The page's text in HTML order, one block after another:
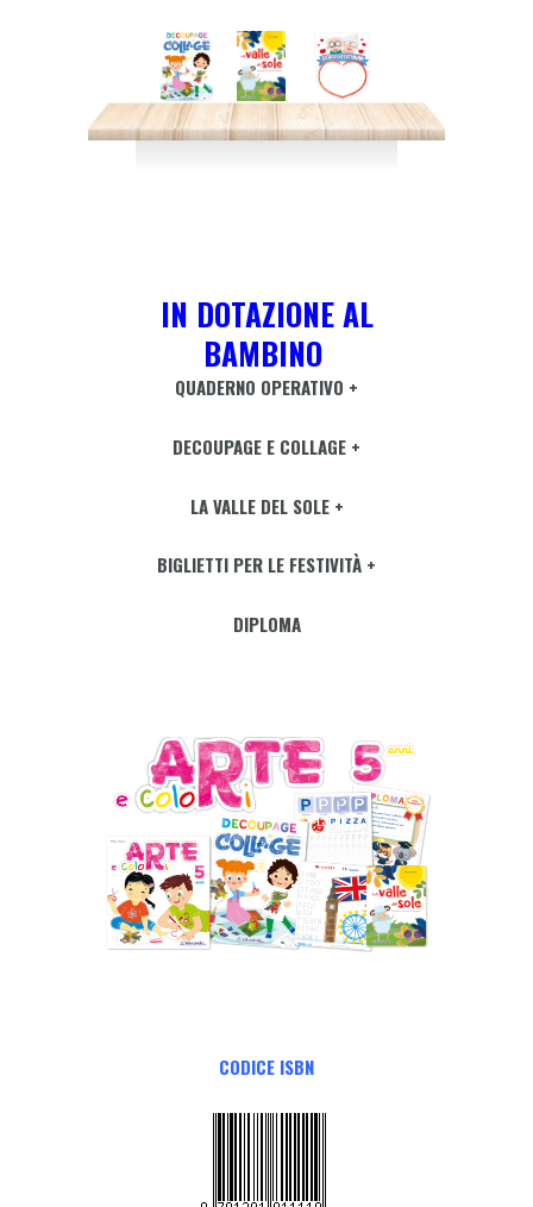
IN DOTAZIONE AL
BAMBINO
QUADERNO OPERATIVO +
DECOUPAGE E COLLAGE +
LA VALLE DEL SOLE +
BIGLIETTI PER LE FESTIVITÀ +
DIPLOMA
CODICE ISBN